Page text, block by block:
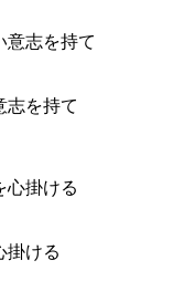
志を持て
掛ける